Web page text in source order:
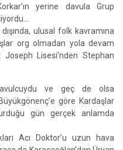
yerine davula Grup
ulusal folk kavramına
org olmadan yola devam
Lisesi’nden Stephan
ve geç de olsa
göre Kardaşlar
gün gerçek anlamda
Acı Doktor’u uzun hava